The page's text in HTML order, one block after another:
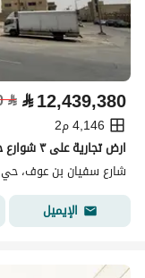
⃁12,439,380
⃁
4,146 م2
ارض تجارية على ٣ شوارع حي العزيزية
شارع سفيان بن عوف، حي
الإيميل